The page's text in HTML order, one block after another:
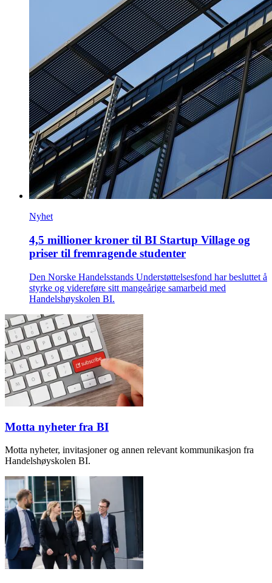
Nyhet
4,5 millioner kroner til BI Startup Village og
priser til fremragende studenter
Den Norske Handelsstands Understøttelsesfond har besluttet å
styrke og videreføre sitt mangeårige samarbeid med
Handelshøyskolen BI.
Motta nyheter fra BI
Motta nyheter, invitasjoner og annen relevant kommunikasjon fra
Handelshøyskolen BI.